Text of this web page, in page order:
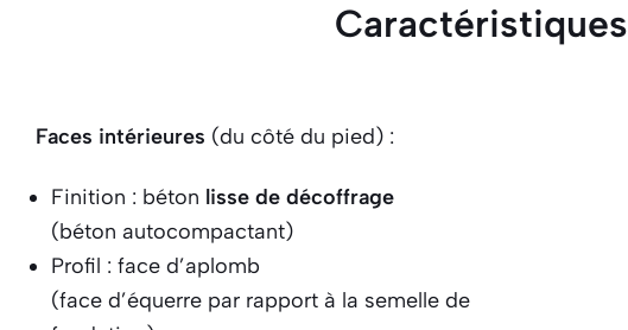
Caractéristiques
Faces intérieures (du côté du pied) :
Finition : béton lisse de décoffrage
(béton autocompactant)
Profil : face d’aplomb
(face d’équerre par rapport à la semelle de